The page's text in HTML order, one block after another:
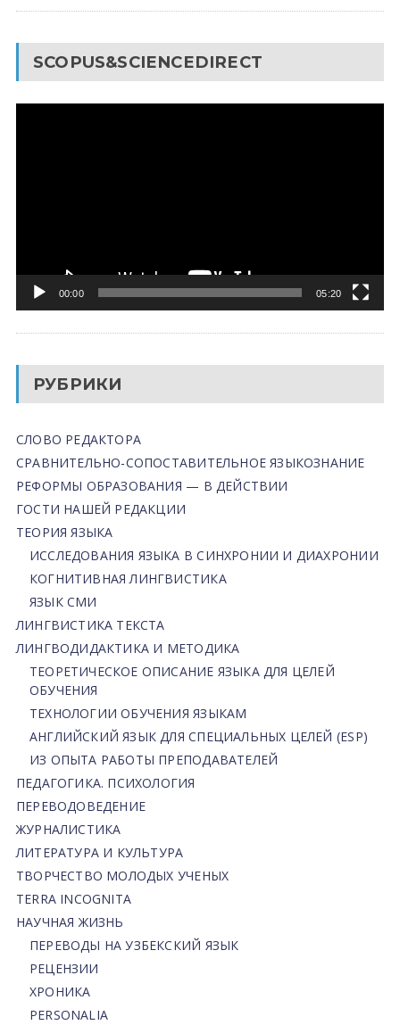
SCOPUS&SCIENCEDIRECT
00:00 05:20
РУБРИКИ
СЛОВО РЕДАКТОРА
СРАВНИТЕЛЬНО-СОПОСТАВИТЕЛЬНОЕ ЯЗЫКОЗНАНИЕ
РЕФОРМЫ ОБРАЗОВАНИЯ — В ДЕЙСТВИИ
ГОСТИ НАШЕЙ РЕДАКЦИИ
ТЕОРИЯ ЯЗЫКА
ИССЛЕДОВАНИЯ ЯЗЫКА В СИНХРОНИИ И ДИАХРОНИИ
КОГНИТИВНАЯ ЛИНГВИСТИКА
ЯЗЫК СМИ
ЛИНГВИСТИКА ТЕКСТА
ЛИНГВОДИДАКТИКА И МЕТОДИКА
ТЕОРЕТИЧЕСКОЕ ОПИСАНИЕ ЯЗЫКА ДЛЯ ЦЕЛЕЙ
ОБУЧЕНИЯ
ТЕХНОЛОГИИ ОБУЧЕНИЯ ЯЗЫКАМ
АНГЛИЙСКИЙ ЯЗЫК ДЛЯ СПЕЦИАЛЬНЫХ ЦЕЛЕЙ (ESP)
ИЗ ОПЫТА РАБОТЫ ПРЕПОДАВАТЕЛЕЙ
ПЕДАГОГИКА. ПСИХОЛОГИЯ
ПЕРЕВОДОВЕДЕНИЕ
ЖУРНАЛИСТИКА
ЛИТЕРАТУРА И КУЛЬТУРА
ТВОРЧЕСТВО МОЛОДЫХ УЧЕНЫХ
TERRA INCOGNITA
НАУЧНАЯ ЖИЗНЬ
ПЕРЕВОДЫ НА УЗБЕКСКИЙ ЯЗЫК
РЕЦЕНЗИИ
ХРОНИКА
PERSONALIA